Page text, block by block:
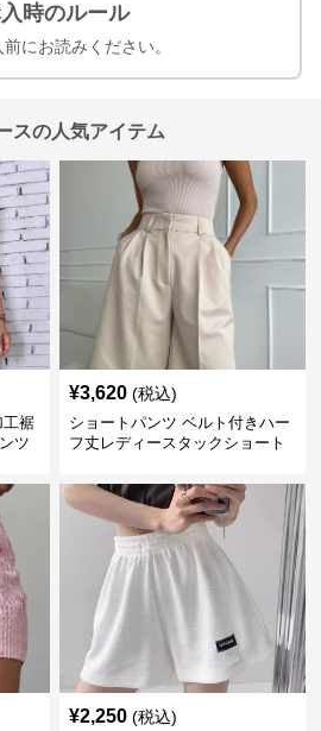
時のルール
にお読みください。
スの人気アイテム
工裾
ツ
¥3,620 (税込)
ショートパンツ ベルト付きハー
フ丈レディースタックショート
¥2,250 (税込)